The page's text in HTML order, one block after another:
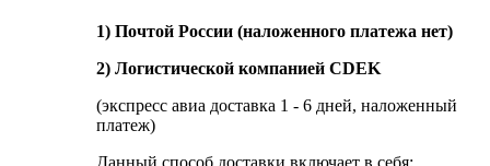
1) Почтой России (наложенного платежа нет)
2) Логистической компанией CDEK
(экспресс авиа доставка 1 - 6 дней, наложенный
платеж)